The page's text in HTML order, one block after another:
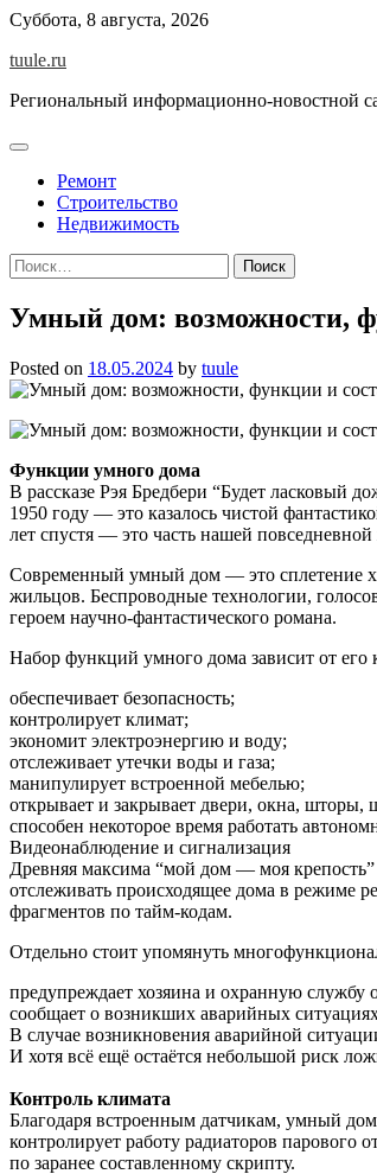
Skip
content
Суббота, 8 августа, 2026
tuule.ru
Региональный информационно-новостной
Ремонт
Строительство
Недвижимость
Найти:
Умный дом: возможности,
Posted on 18.05.2024 by tuule
Функции умного дома
В рассказе Рэя Бредбери “Будет ласковый
1950 году — это казалось чистой
лет спустя — это часть нашей
Современный умный дом — это сплетение
жильцов. Беспроводные технологии,
героем научно-фантастического романа.
Набор функций умного дома зависит от
обеспечивает безопасность;
контролирует климат;
экономит электроэнергию и воду;
отслеживает утечки воды и газа;
манипулирует встроенной мебелью;
открывает и закрывает двери, окна, шторы,
способен некоторое время работать
Видеонаблюдение и сигнализация
Древняя максима “мой дом — моя крепость”
отслеживать происходящее дома в режиме
фрагментов по тайм-кодам.
Отдельно стоит упомянуть
предупреждает хозяина и охранную
сообщает о возникших аварийных
В случае возникновения аварийной
И хотя всё ещё остаётся небольшой риск
Контроль климата
Благодаря встроенным датчикам, умный
контролирует работу радиаторов парового
по заранее составленному скрипту.